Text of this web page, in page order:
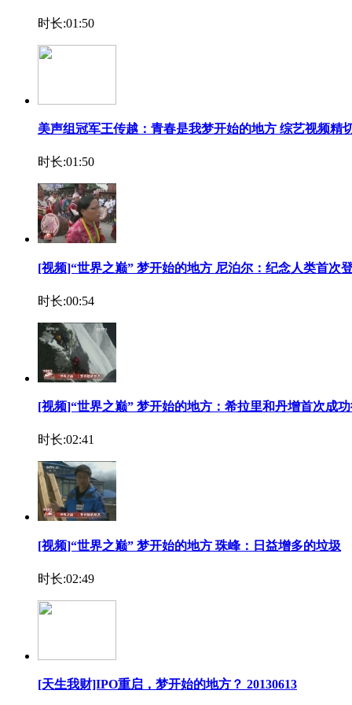
时长:01:50
美声组冠军王传越：青春是我梦开始的地方 综艺视频精
时长:01:50
[视频]“世界之巅” 梦开始的地方 尼泊尔：纪念人类首次
时长:00:54
[视频]“世界之巅” 梦开始的地方：希拉里和丹增首次成
时长:02:41
[视频]“世界之巅” 梦开始的地方 珠峰：日益增多的垃圾
时长:02:49
[天生我财]IPO重启，梦开始的地方？ 20130613